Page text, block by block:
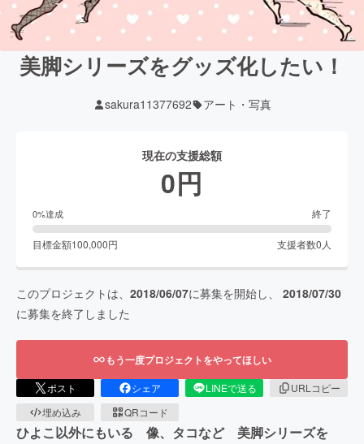
美脚シリーズをグッズ化したい！
sakura11377692 アート・写真
現在の支援総額
0円
0%達成 終了
目標金額100,000円 支援者数0 人
このプロジェクトは、 2018/06/07に募集を開始し、 2018/07/30
に募集を終了しました
もう一度プロジェクトをやってほしい
ポスト シェア LINEで送る
URLコピー
埋め込み
QRコード
ひよこ以外にもいる 像、タコなど 美脚シリーズを